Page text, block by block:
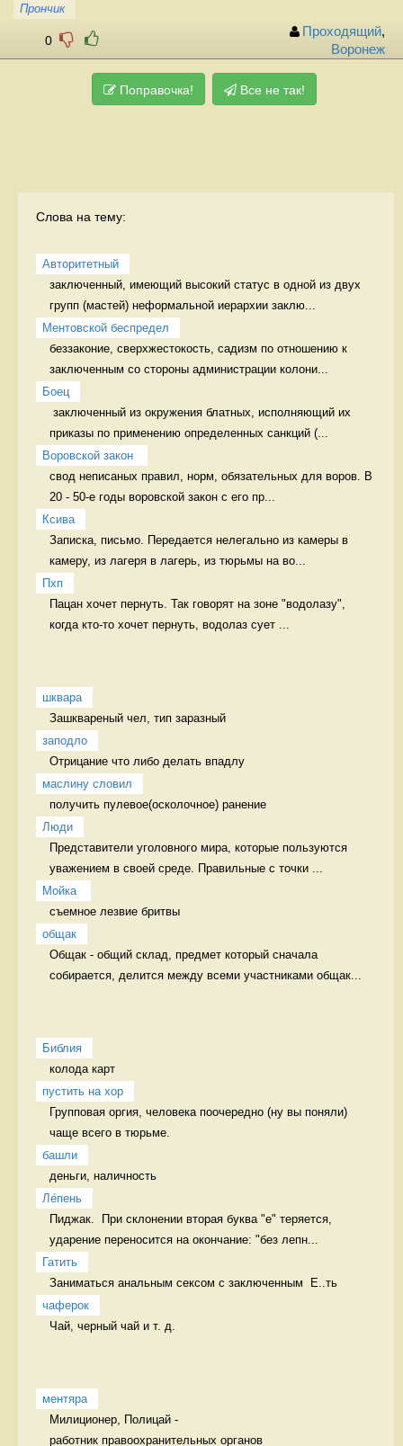
Прончик
0
Проходящий,
Воронеж
Поправочка! Все не так!
Слова на тему:
Авторитетный
заключенный, имеющий высокий статус в одной из двух
групп (мастей) неформальной иерархии заклю...
Ментовской беспредел
беззаконие, сверхжестокость, садизм по отношению к
заключенным со стороны администрации колони...
Боец
приказы по применению определенных санкций (...
Воровской закон
свод неписаных правил, норм, обязательных для воров. В
20 - 50-е годы воровской закон с его пр...
Ксива
Записка, письмо. Передается нелегально из камеры в
камеру, из лагеря в лагерь, из тюрьмы на во...
Пхп
Пацан хочет пернуть. Так говорят на зоне "водолазу",
когда кто-то хочет пернуть, водолаз сует ...
шквара
Зашквареный чел, тип заразный
заподло
Отрицание что либо делать впадлу
маслину словил
получить пулевое(осколочное) ранение
Люди
Представители уголовного мира, которые пользуются
уважением в своей среде. Правильные с точки ...
Мойка
съемное лезвие бритвы
общак
Общак - общий склад, предмет который сначала
собирается, делится между всеми участниками общак...
Библия
колода карт
пустить на хор
Групповая оргия, человека поочередно (ну вы поняли)
чаще всего в тюрьме.
башли
деньги, наличность
Ле́пень
Пиджак.  При склонении вторая буква "е" теряется,
ударение переносится на окончание: "без лепн...
Гатить
Заниматься анальным сексом с заключенным  Е..ть
чаферок
Чай, черный чай и т. д.
ментяра
Милиционер, Полицай -
работник правоохранительных органов